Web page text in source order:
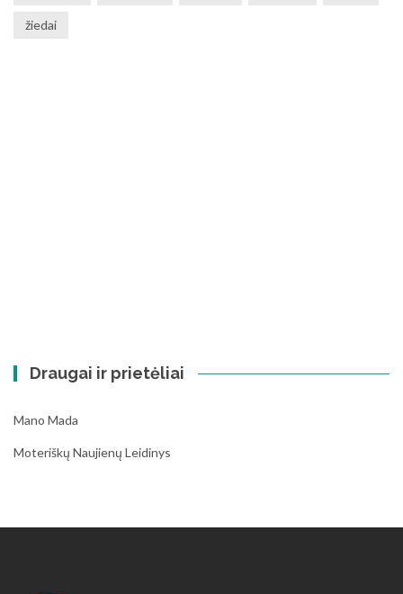
žiedai
Draugai ir prietėliai
Mano Mada
Moteriškų Naujienų Leidinys